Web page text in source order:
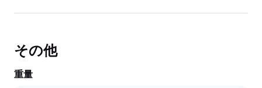
その他
重量